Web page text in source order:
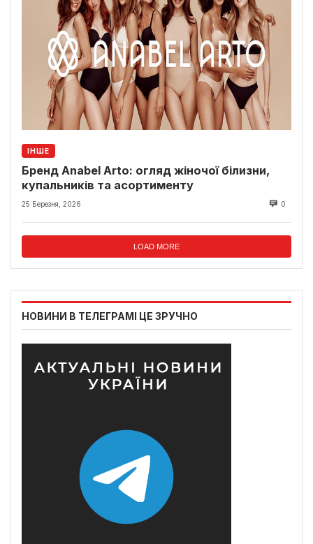
ІНШЕ
Бренд Anabel Arto: огляд жіночої білизни,
купальників та асортименту
25 Березня, 2026 0
LOAD MORE
НОВИНИ В ТЕЛЕГРАМІ ЦЕ ЗРУЧНО